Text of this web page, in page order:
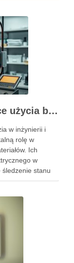
Praktyczne porady dotyczące użycia belki tensometrycznej w różnych zastosowaniach
w inżynierii i
rolę w
Ich
w
śledzenie stanu